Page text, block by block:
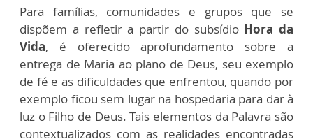
Para famílias, comunidades e grupos que se
dispõem a refletir a partir do subsídio Hora da
Vida, é oferecido aprofundamento sobre a
entrega de Maria ao plano de Deus, seu exemplo
de fé e as dificuldades que enfrentou, quando por
exemplo ficou sem lugar na hospedaria para dar à
luz o Filho de Deus. Tais elementos da Palavra são
contextualizados com as realidades encontradas